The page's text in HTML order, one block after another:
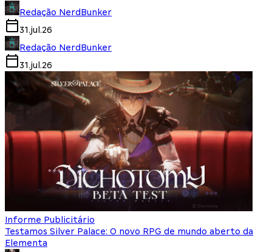
Redação NerdBunker
31.jul.26
Redação NerdBunker
31.jul.26
Informe Publicitário
Testamos Silver Palace: O novo RPG de mundo aberto da
Elementa